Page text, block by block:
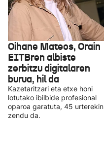
Oihane Mateos, Orain
EITBren albiste
zerbitzu digitalaren
burua, hil da
Kazetaritzari eta etxe honi
lotutako ibilbide profesional
oparoa garatuta, 45 urterekin
zendu da.